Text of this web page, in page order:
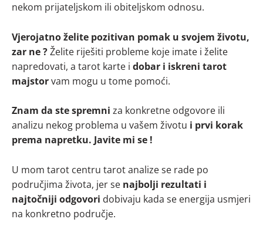
nekom prijateljskom ili obiteljskom odnosu.
Vjerojatno želite pozitivan pomak u svojem životu,
zar ne ?Želite riješiti probleme koje imate i želite
napredovati, a tarot karte i dobar i iskreni tarot
majstorvam mogu u tome pomoći.
Znam da ste spremni za konkretne odgovore ili
analizu nekog problema u vašem životu i prvi korak
prema napretku. Javite mi se !
U mom tarot centru tarot analize se rade po
područjima života, jer se najbolji rezultati i
najtočniji odgovori dobivaju kada se energija usmjeri
na konkretno područje.